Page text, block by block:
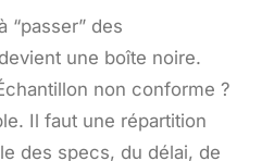
“passer” des
une boîte noire.
non conforme ?
Il faut une répartition
des specs, du délai, de